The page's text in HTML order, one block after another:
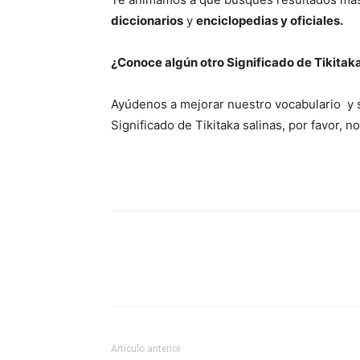
diccionarios y enciclopedias y oficiales.
¿Conoce algún otro Significado de
Ayúdenos a mejorar nuestro vocabulario
Significado de Tikitaka salinas, por favor,
Artículo anterior